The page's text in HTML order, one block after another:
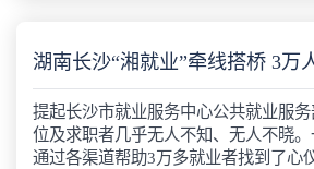
湖南长沙“湘就业”牵线搭桥 3万
提起长沙市就业服务中心公共就业服
位及求职者几乎无人不知、无人不晓
通过各渠道帮助3万多就业者找到了心